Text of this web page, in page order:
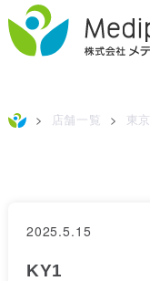
> 店舗一覧 > 東京
2025.5.15
KY1